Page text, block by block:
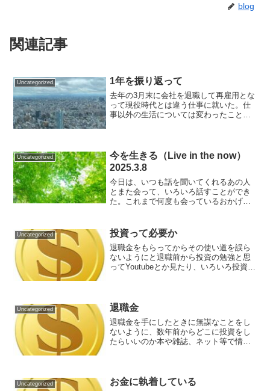
blog
関連記事
Uncategorized 1年を振り返って
去年の3月末に会社を退職して再雇用とな
って現役時代とは違う仕事に就いた。仕
事以外の生活については変わったことは
時代と何も変わっていな...
Uncategorized
今を生きる（Live in the now）
2025.3.8
今日は、いつも話を聞いてくれるあの人
とまた会って、いろいろ話すことができ
た。これまで何度も会っているおかげ
づけばたくさん話していて、終わった後
には心がスッキリしてるのを...
Uncategorized 投資って必要か
退職金をもらってからその使い道を誤ら
ないようにと退職前から投資の勉強と思
ってYoutubeとか見たり、いろいろ投資も
ど、自分は80...
Uncategorized 退職金
退職金を手にしたときに無謀なことをし
ないように、数年前からどこに投資をし
たらいいのか本や雑誌、ネット等で情報
まま少しずつ退職金で株や...
Uncategorized お金に執着している